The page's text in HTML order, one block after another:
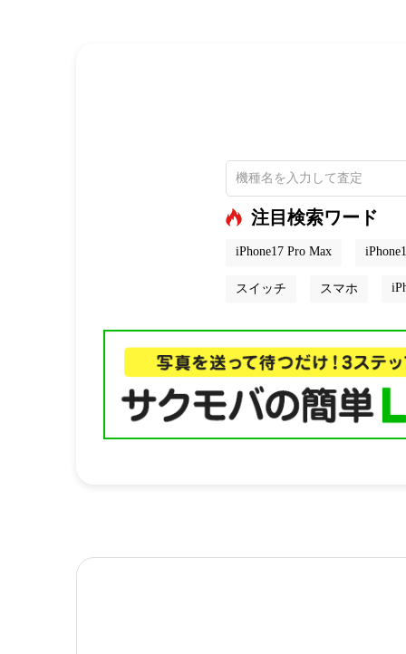
注目検索ワード
iPhone17 Pro Max
スイッチ スマホ